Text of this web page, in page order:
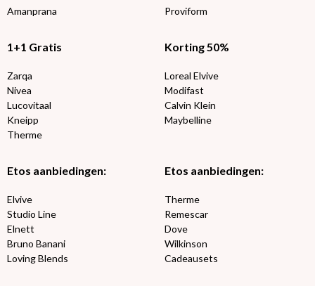
Amanprana
Proviform
1+1 Gratis
Zarqa
Nivea
Lucovitaal
Kneipp
Therme
Korting 50%
Loreal Elvive
Modifast
Calvin Klein
Maybelline
Etos aanbiedingen:
Elvive
Studio Line
Elnett
Bruno Banani
Loving Blends
Etos aanbiedingen:
Therme
Remescar
Dove
Wilkinson
Cadeausets